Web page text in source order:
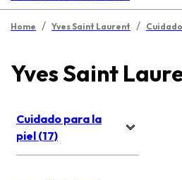
Home / Yves Saint Laurent /
Yves Saint
Cuidado para la
piel (17)